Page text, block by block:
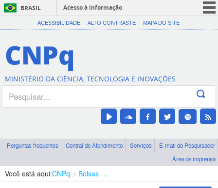
BRASIL
Acesso à informação
CORONAVÍRUS (COVID-19)
Canais
ACESSIBILIDADE ALTO CONTRASTE MAPA DO SITE
CNPq
MINISTÉRIO DA CIÊNCIA, TECNOLOGIA E INOVAÇÕES
Perguntas frequentes Central de Atendimento Serviços
E-mail do Pesquisador
Área de imprensa
Você está aqui:CNPq Bolsas e Auxílios Vigentes